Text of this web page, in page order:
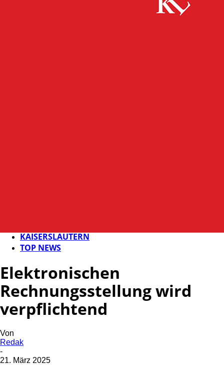
KAISERSLAUTERN
TOP NEWS
Elektronischen
Rechnungsstellung wird
verpflichtend
Von
Redak
-
21. März 2025